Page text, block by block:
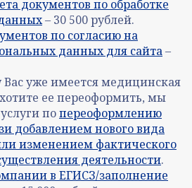
документов по обработке
– 30 500 рублей.
по согласию на
данных для сайта–
Вас уже имеется медицинская
ее переоформить, мы
попереоформлению
добавлением нового вида
изменением фактического
деятельности.
в ЕГИСЗ/заполнение